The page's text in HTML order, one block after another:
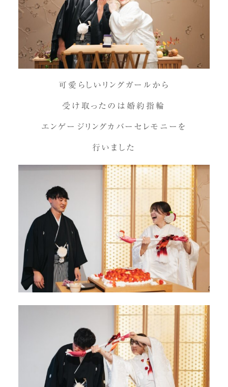
可愛らしいリングガールから
受け取ったのは婚約指輪
エンゲージリングカバーセレモニーを
行いました